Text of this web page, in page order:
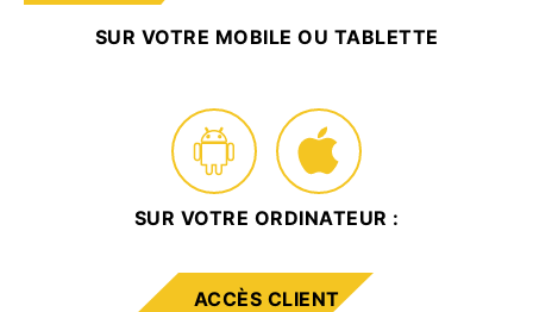
SUR VOTRE MOBILE OU TABLETTE
SUR VOTRE ORDINATEUR :
ACCÈS CLIENT